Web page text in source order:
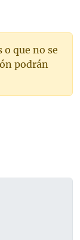
que no se
podrán